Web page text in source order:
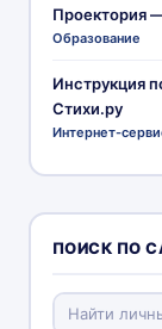
Проектория
Образование
Инструкция
Стихи.ру
Интернет-
ПОИСК ПО